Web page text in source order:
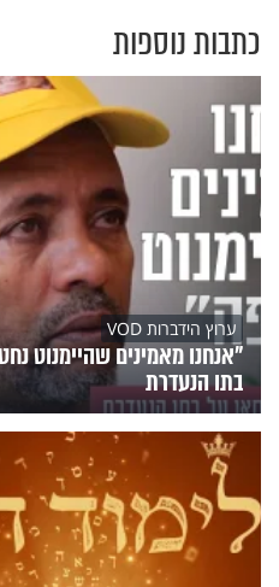
כתבות נוספות
ערוץ הידברות VOD
"אנחנו מאמינים שהיימנוט
בתו הנעדרת